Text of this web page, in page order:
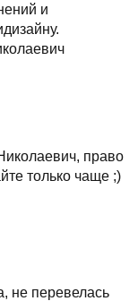
и
право
только чаще ;)
не перевелась